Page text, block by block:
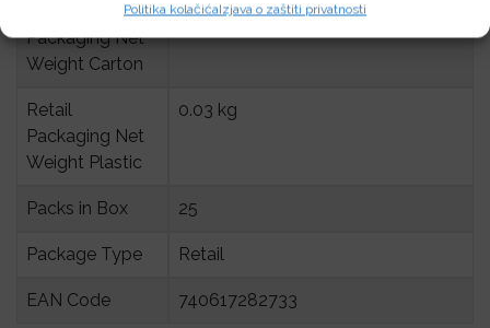
Politika kolačićaIzjava o zaštiti privatnosti
Packaging Net
Weight Carton
0.03 kg
Retail
Packaging Net
Weight Plastic
0.03 kg
Packs in Box 25
Package Type Retail
EAN Code 740617282733